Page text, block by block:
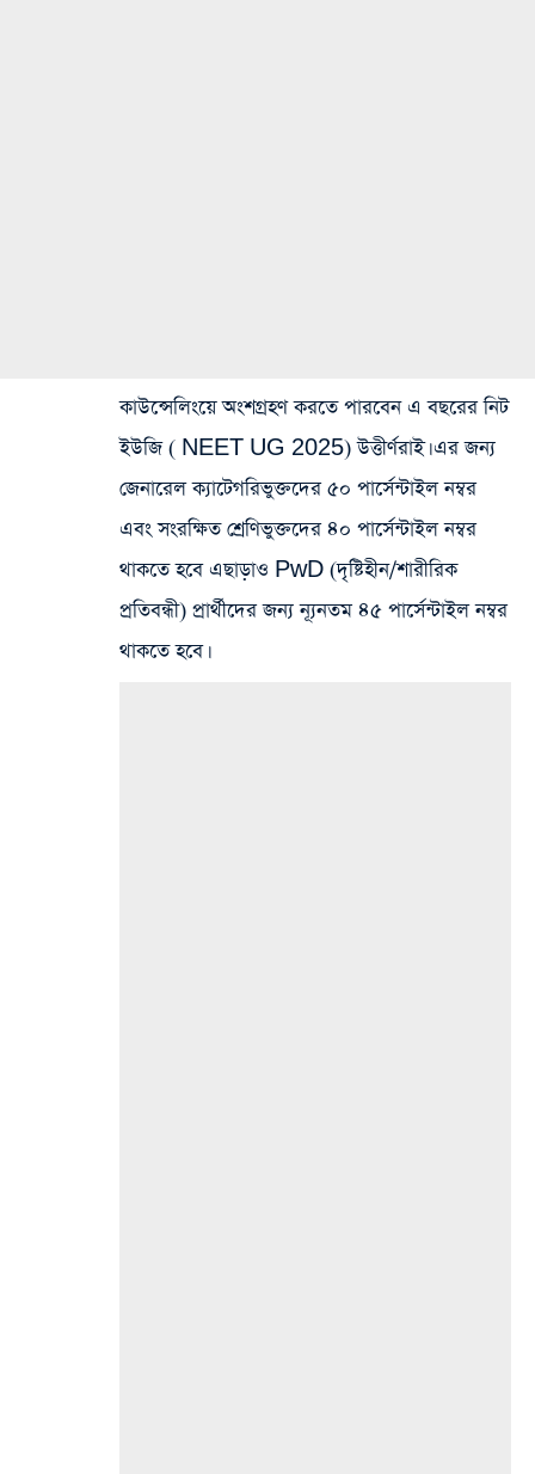
কাউন্সেলিংয়ে অংশগ্রহণ করতে পারবেন এ বছরের নিট
ইউজি ( NEET UG 2025) উত্তীর্ণরাই। এর জন্য
জেনারেল ক্যাটেগরিভুক্তদের ৫০ পার্সেন্টাইল নম্বর
এবং সংরক্ষিত শ্রেণিভুক্তদের ৪০ পার্সেন্টাইল নম্বর
থাকতে হবে এছাড়াও PwD (দৃষ্টিহীন/শারীরিক
প্রতিবন্ধী) প্রার্থীদের জন্য ন্যূনতম ৪৫ পার্সেন্টাইল নম্বর‌
থাকতে হবে।